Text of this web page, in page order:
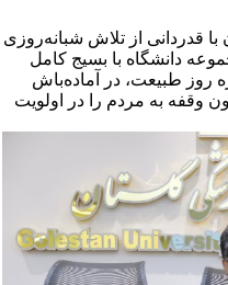
از تلاش شبانه‌روزی
دانشگاه با بسیج کامل
روز طبیعت، در آماده‌باش
به مردم را در اولویت